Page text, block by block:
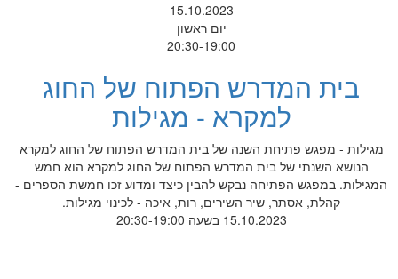
15.10.2023
יום ראשון
20:30-19:00
בית המדרש הפתוח של החוג
למקרא - מגילות
מגילות - מפגש פתיחת השנה של בית המדרש הפתוח של החוג למקרא
הנושא השנתי של בית המדרש הפתוח של החוג למקרא הוא חמש
המגילות. במפגש הפתיחה נבקש להבין כיצד ומדוע זכו חמשת הספרים -
קהלת, אסתר, שיר השירים, רות, איכה - לכינוי מגילות.
15.10.2023 בשעה 20:30-19:00